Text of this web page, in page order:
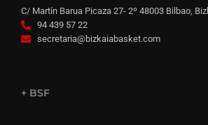
C/ Martín Barua Picaza 27- 2º 48003 Bilbao,
94 439 57 22
secretaria@bizkaiabasket.com
+ BSF